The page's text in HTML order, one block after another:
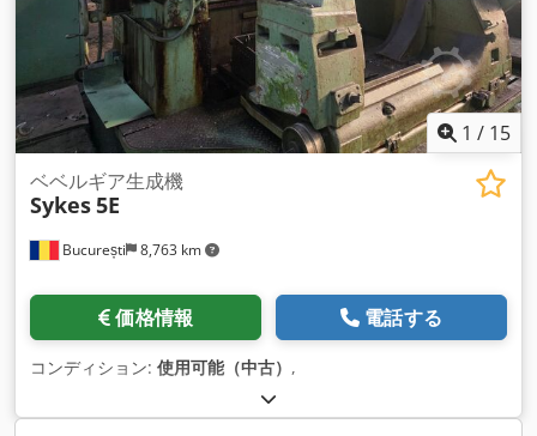
1 / 15
București 8,763 km
ベベルギア生成機
Sykes5E
価格情報 電話する
コンディション: 使用可能（中古） ,